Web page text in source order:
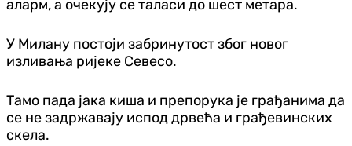
аларм, а очекују се таласи до шест метара.
У Милану постоји забринутост због новог
изливања ријеке Севесо.
Тамо пада јака киша и препорука је грађанима да
се не задржавају испод дрвећа и грађевинских
скела.